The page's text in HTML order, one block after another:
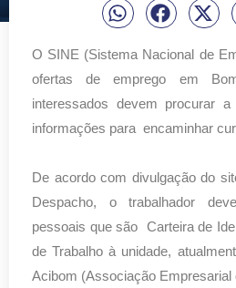
O SINE (Sistema Nacional de
ofertas de emprego em
interessados devem procurar
informações para encaminhar
De acordo com divulgação do
Despacho, o trabalhador
pessoais que são Carteira de
de Trabalho à unidade,
Acibom (Associação Empresarial